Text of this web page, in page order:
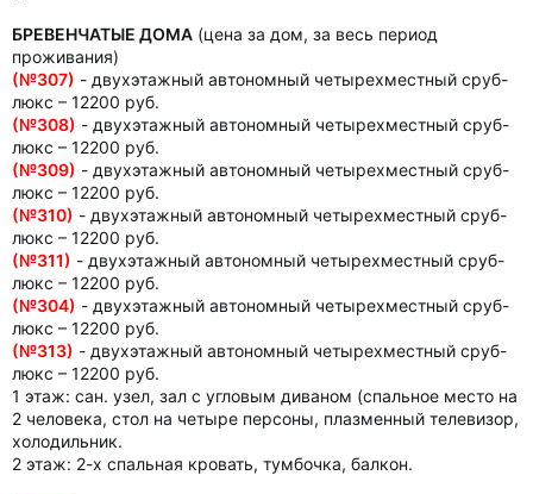
БРЕВЕНЧАТЫЕ ДОМА (цена за дом, за весь период
проживания)
(№307) - двухэтажный автономный четырехместный сруб-
люкс – 12200 руб.
(№308) - двухэтажный автономный четырехместный сруб-
люкс – 12200 руб.
(№309) - двухэтажный автономный четырехместный сруб-
люкс – 12200 руб.
(№310) - двухэтажный автономный четырехместный сруб-
люкс – 12200 руб.
(№311) - двухэтажный автономный четырехместный сруб-
люкс – 12200 руб.
(№304) - двухэтажный автономный четырехместный сруб-
люкс – 12200 руб.
(№313) - двухэтажный автономный четырехместный сруб-
люкс – 12200 руб.
1 этаж: сан. узел, зал с угловым диваном (спальное место на
2 человека, стол на четыре персоны, плазменный телевизор,
холодильник.
2 этаж: 2-х спальная кровать, тумбочка, балкон.